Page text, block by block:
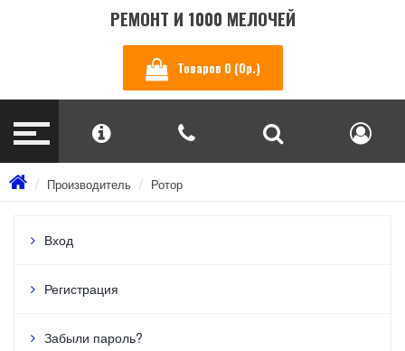
РЕМОНТ И 1000 МЕЛОЧЕЙ
Товаров 0 (0р.)
Производитель Ротор
Вход
Регистрация
Забыли пароль?